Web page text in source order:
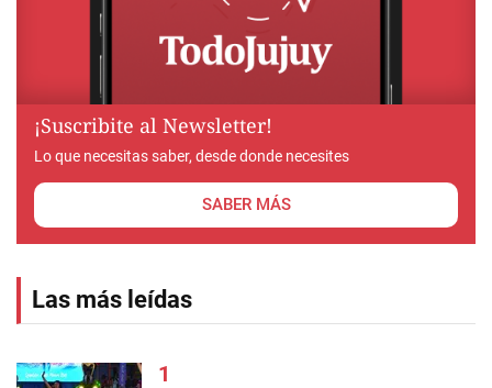
¡Suscribite al Newsletter!
Lo que necesitas saber, desde donde necesites
SABER MÁS
Las más leídas